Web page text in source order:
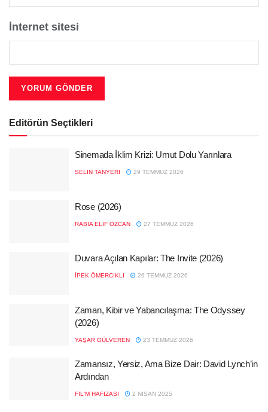
İnternet sitesi
Editörün Seçtikleri
Sinemada İklim Krizi: Umut Dolu Yarınlara
SELIN TANYERI 29 TEMMUZ 2026
Rose (2026)
RABIA ELIF ÖZCAN 27 TEMMUZ 2026
Duvara Açılan Kapılar: The Invite (2026)
İPEK ÖMERCIKLI 26 TEMMUZ 2026
Zaman, Kibir ve Yabancılaşma: The Odyssey
(2026)
YAŞAR GÜLVEREN 23 TEMMUZ 2026
Zamansız, Yersiz, Ama Bize Dair: David Lynch’in
Ardından
FIL'M HAFIZASI 2 NISAN 2025